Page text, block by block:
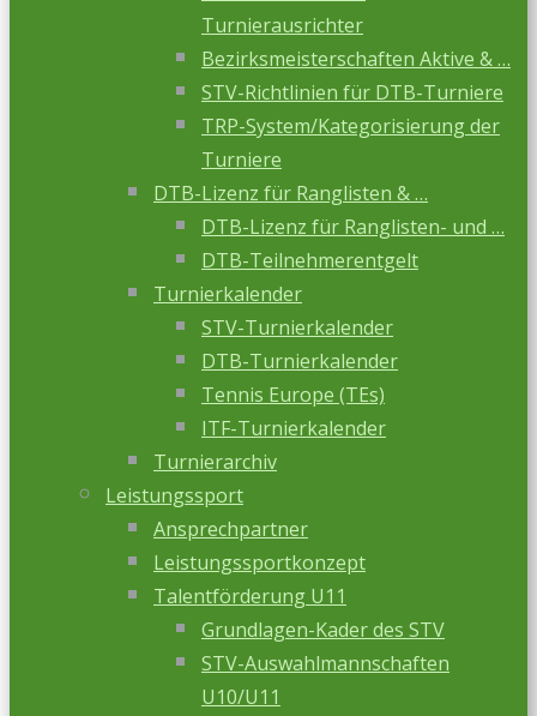
Turnierausrichter
Bezirksmeisterschaften Aktive & …
STV-Richtlinien für DTB-Turniere
TRP-System/Kategorisierung der
Turniere
DTB-Lizenz für Ranglisten & …
DTB-Lizenz für Ranglisten- und …
DTB-Teilnehmerentgelt
Turnierkalender
STV-Turnierkalender
DTB-Turnierkalender
Tennis Europe (TEs)
ITF-Turnierkalender
Turnierarchiv
Leistungssport
Ansprechpartner
Leistungssportkonzept
Talentförderung U11
Grundlagen-Kader des STV
STV-Auswahlmannschaften
U10/U11